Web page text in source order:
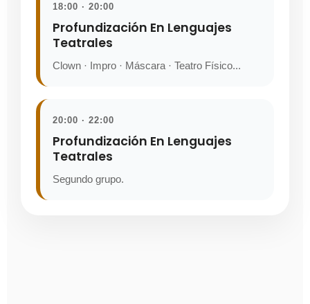
18:00 · 20:00
Profundización En Lenguajes
Teatrales
Clown · Impro · Máscara · Teatro Físico...
20:00 · 22:00
Profundización En Lenguajes
Teatrales
Segundo grupo.